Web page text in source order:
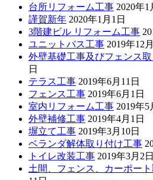
台所リフォーム工事 2020年1
謹賀新年 2020年1月1日
3階建ビル リフォーム工事
ユニットバス工事 2019年12
外壁基礎工事及びフェンス
日
テラス工事 2019年6月11日
フェンス工事 2019年6月1日
室内リフォーム工事 2019年5
外壁補修工事 2019年4月1日
塀立て工事 2019年3月10日
ベランダ解体取り付け工事
トイレ改装工事 2019年3月2日
土間、フェンス、カーポー